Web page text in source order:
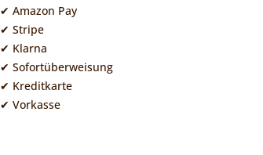
✔ Amazon Pay
✔ Stripe
✔ Klarna
✔ Sofortüberweisung
✔ Kreditkarte
✔ Vorkasse